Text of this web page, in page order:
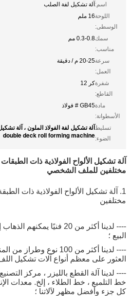
اسم:آلة تشكيل لفة الصلب
اللوحة
الوسطى:
16 ملم
سمك
مناسب:
0.3-0.8 مم
سرعة
العمل:
20-25 م / دقيقة
شفرة
القاطع:
كر 12
مادة
الأسطوانة:
GB45 # فولاذ
تسليط
الضوء:
آلة تشكيل لفة الفولاذ الملون ، آلة
double deck roll forming machine
آلة تشكيل الألواح الفولاذية ذات
مختلفين للملف الشخصي
1. آلة تشكيل الألواح الفولاذية ذات
مختلفين
---- لدينا أكثر من 20 فنيًا
البيع ؛
---- لدينا أكثر من 100 نوع
العثور على معظم أنواع آلات تشكيل
---- لدينا آلة القطع بالليزر ، مركز
خط التلميع ، خط الطلاء ، إلخ. معدات
كل جزء وأفضل مظهر لآلاتنا ؛